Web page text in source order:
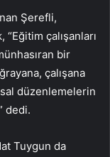
Şerefli,
çalışanları
bir
çalışana
düzenlemelerin
dedi.
Tuygun da